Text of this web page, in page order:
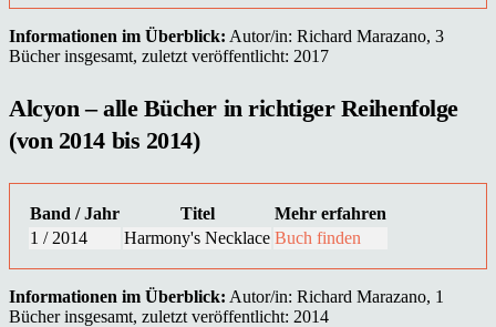
Informationen im Überblick: Autor/in: Richard Marazano, 3
Bücher insgesamt, zuletzt veröffentlicht: 2017
Alcyon – alle Bücher in richtiger Reihenfolge
(von 2014 bis 2014)
Band / Jahr Titel
Mehr erfahren
1 / 2014
Harmony's Necklace Buch finden
Informationen im Überblick: Autor/in: Richard Marazano, 1
Bücher insgesamt, zuletzt veröffentlicht: 2014